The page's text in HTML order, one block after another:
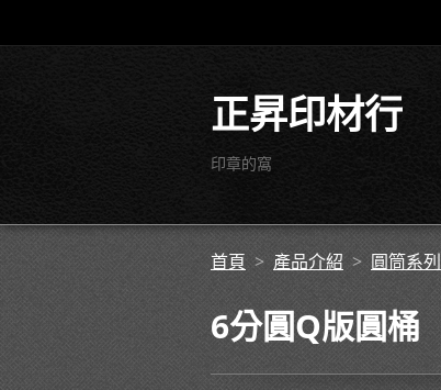
正昇印材行
印章的窩
首頁 > 產品介紹 >圓筒系列
6分圓Q版圓桶